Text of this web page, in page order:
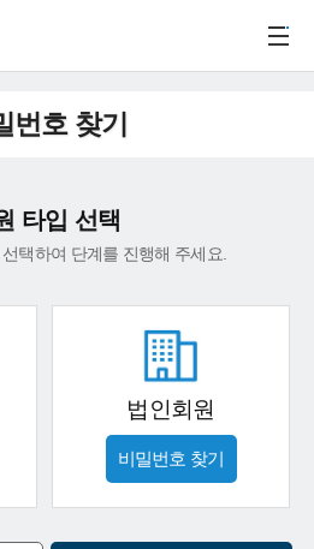
번호 찾기
타입 선택
택하여 단계를 진행해 주세요.
법인회원
비밀번호 찾기